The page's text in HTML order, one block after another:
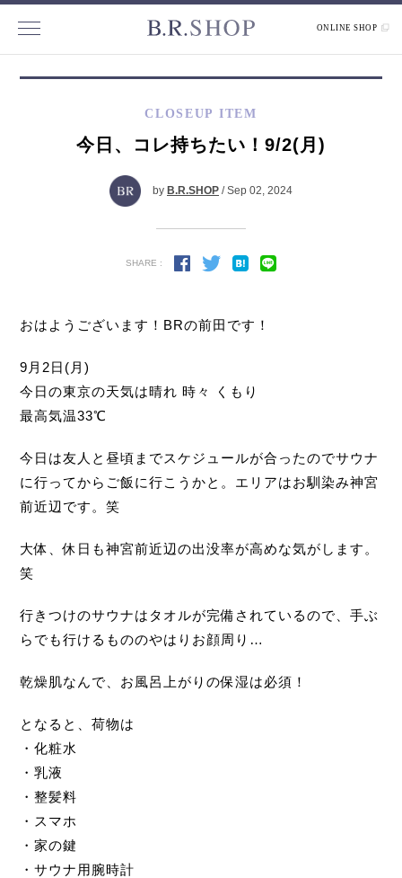
ONLINE SHOP
CLOSEUP ITEM
今日、コレ持ちたい！9/2(月)
by B.R.SHOP / Sep 02, 2024
SHARE :
おはようございます！BRの前田です！
9月2日(月)
今日の東京の天気は晴れ 時々 くもり
最高気温33℃
今日は友人と昼頃までスケジュールが合ったのでサウナ
に行ってからご飯に行こうかと。エリアはお馴染み神宮
前近辺です。笑
大体、休日も神宮前近辺の出没率が高めな気がします。
笑
行きつけのサウナはタオルが完備されているので、手ぶ
らでも行けるもののやはりお顔周り…
乾燥肌なんで、お風呂上がりの保湿は必須！
となると、荷物は
・化粧水
・乳液
・整髪料
・スマホ
・家の鍵
・サウナ用腕時計